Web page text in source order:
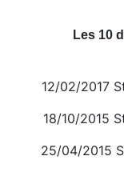
Les 10
12/02/2017
18/10/2015
25/04/2015